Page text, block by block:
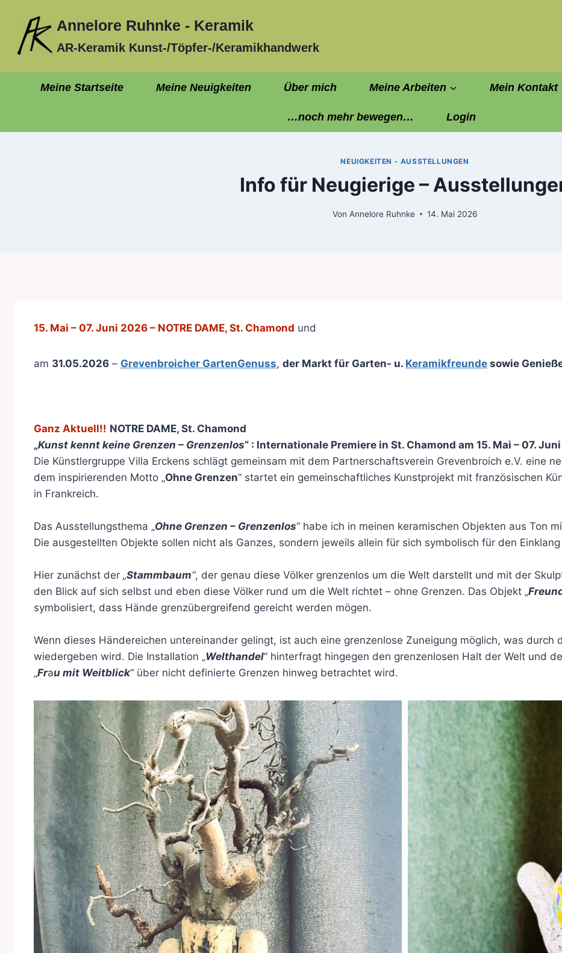
springen
Annelore Ruhnke - Keramik
AR-Keramik Kunst-/Töpfer-/Keramikhandwerk
Meine Startseite Meine Neuigkeiten Über mich Meine Arbeiten Mein Kontakt
…noch mehr bewegen… Login
NEUIGKEITEN - AUSSTELLUNGEN
Info für Neugierige –
Von Annelore Ruhnke 14. Mai 2026
15. Mai – 07. Juni 2026 – NOTRE DAME, St. Chamond und
am 31.05.2026 – Grevenbroicher GartenGenuss, der Markt für Garten- u. Keramikfreunde sowie
Ganz Aktuell!! NOTRE DAME, St. Chamond
„Kunst kennt keine Grenzen – Grenzenlos“ : Internationale Premiere in St. Chamond am 15. Mai – 07.
Die Künstlergruppe Villa Erckens schlägt gemeinsam mit dem Partnerschaftsverein Grevenbroich e.V. eine
dem inspirierenden Motto „Ohne Grenzen“ startet ein gemeinschaftliches Kunstprojekt mit französischen
in Frankreich.
Das Ausstellungsthema „Ohne Grenzen – Grenzenlos“ habe ich in meinen keramischen Objekten aus Ton
Die ausgestellten Objekte sollen nicht als Ganzes, sondern jeweils allein für sich symbolisch für den
Hier zunächst der „Stammbaum“, der genau diese Völker grenzenlos um die Welt darstellt und mit der
den Blick auf sich selbst und eben diese Völker rund um die Welt richtet – ohne Grenzen. Das Objekt „
symbolisiert, dass Hände grenzübergreifend gereicht werden mögen.
Wenn dieses Händereichen untereinander gelingt, ist auch eine grenzenlose Zuneigung möglich, was durch
wiedergeben wird. Die Installation „Welthandel“ hinterfragt hingegen den grenzenlosen Halt der Welt und
„Frau mit Weitblick“ über nicht definierte Grenzen hinweg betrachtet wird.